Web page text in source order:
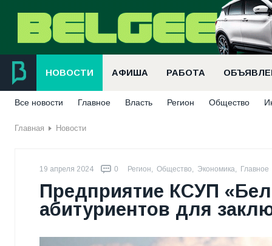
НОВОСТИ АФИША РАБОТА
Все новости Главное Власть Регион Общество
Главная Новости
19 апреля 2024 0 Регион, Общество, Экономика, Главное
Предприятие КСУП
абитуриентов для